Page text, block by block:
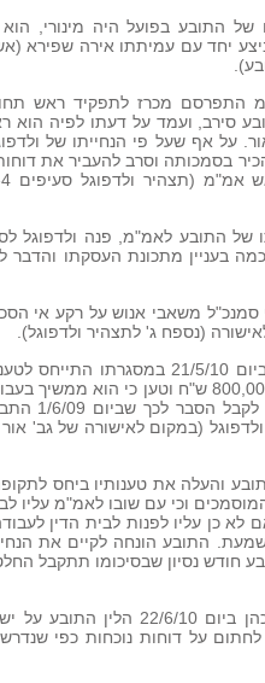
של התובע בפועל היה מינורי,
התפרסם מכרז לתפקיד ראש
סירב, ועמד על דעתו לפיה הוא
על אף שעל פי הנחייתו של
בסמכותה וסרב להעביר את
מחזרתו של התובע לאמ"מ, פנה
בעניין מתכונת העסקתו
שימוע בפני סמנכ"ל משאבי אנוש על רקע
(נספח ג' לתצהיר ולדפוגל).
34. התובע צירף לסיכומיו מכתב שנשלח על ידו
פעילותו בחודשים האחרונים חסכה למשרד מעל 800,000
הסיבה לאי
ולדפוגל (במקום לאישורה של גב'
השימוע שהתקיים ביום 14/6/10 שב התובע והעלה את
המוסמכים וכי עם שובו לאמ"מ
כן עליו לפנות לבית הדין
התובע הונחה לקיים את
חודש נסיון שבסיכומו תתקבל
36. במכתב ששלח התובע למשנה ליועמ"ש
על דוחות נוכחות כפי